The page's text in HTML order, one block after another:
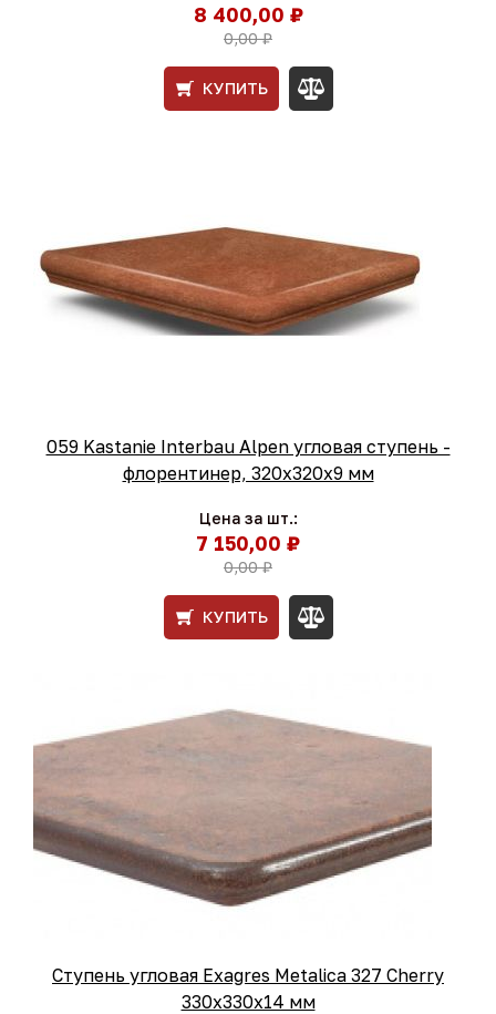
8 400,00 ₽
0,00 ₽
КУПИТЬ
059 Kastanie Interbau Alpen угловая ступень -
флорентинер, 320x320x9 мм
Цена за шт.:
7 150,00 ₽
0,00 ₽
КУПИТЬ
Ступень угловая Exagres Metalica 327 Cherry
330х330х14 мм